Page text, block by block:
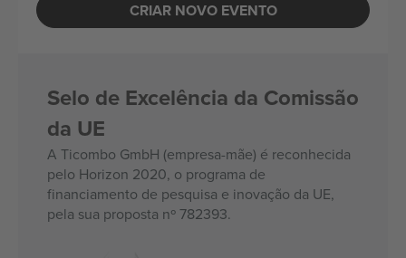
CRIAR NOVO EVENTO
Selo de Excelência da Comissão
da UE
A Ticombo GmbH (empresa-mãe) é reconhecida
pelo Horizon 2020, o programa de
financiamento de pesquisa e inovação da UE,
pela sua proposta nº 782393.